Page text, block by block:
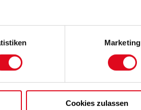
Marketing
Cookies zulassen